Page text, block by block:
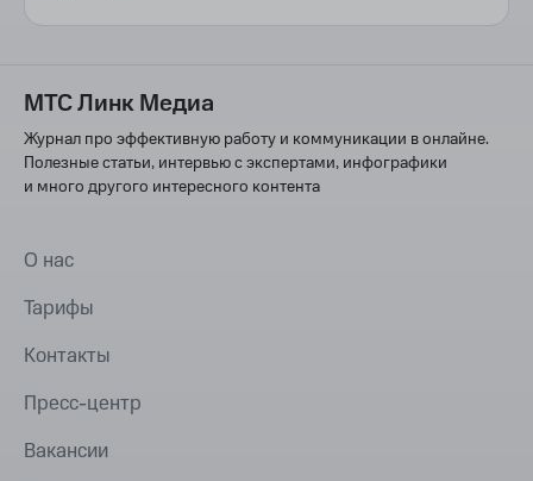
МТС Линк Медиа
Журнал про эффективную работу и коммуникации в онлайне.
Полезные статьи, интервью с экспертами, инфографики
и много другого интересного контента
О нас
Тарифы
Контакты
Пресс-центр
Вакансии